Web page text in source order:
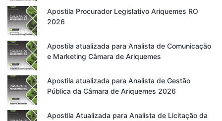
Apostila Procurador Legislativo Ariquemes RO
2026
Apostila atualizada para Analista de Comunicação
e Marketing Câmara de Ariquemes
Apostila atualizada para Analista de Gestão
Pública da Câmara de Ariquemes 2026
Apostila Atualizada para Analista de Licitação da